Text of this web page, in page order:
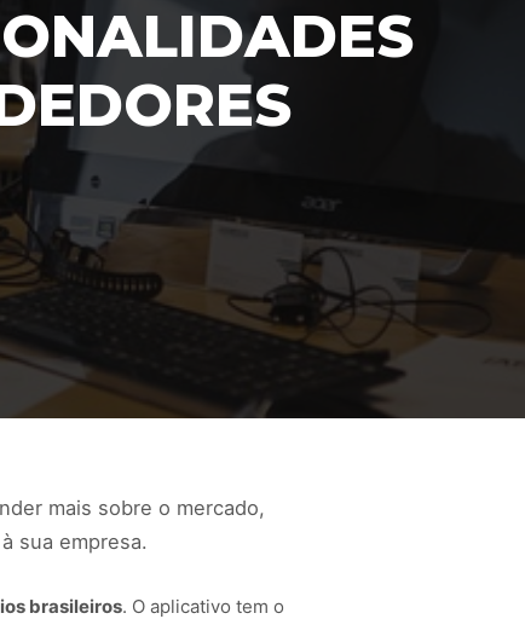
mais sobre o mercado,
sua empresa.
brasileiros. O aplicativo tem o